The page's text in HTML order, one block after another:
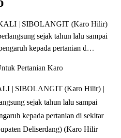
| SIBOLANGIT (Karo Hilir)
sejak tahun lalu sampai
kepada pertanian d…
| SIBOLANGIT (Karo Hilir) |
sejak tahun lalu sampai
kepada pertanian di sekitar
Deliserdang) (Karo Hilir